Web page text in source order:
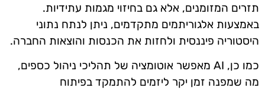
תזרים המזומנים, אלא גם בחיזוי מגמות עתידיות.
באמצעות אלגוריתמים מתקדמים, ניתן לנתח נתוני
היסטוריה פיננסית ולחזות את הכנסות והוצאות החברה.
כמו כן, AI מאפשר אוטומציה של תהליכי ניהול כספים,
מה שמפנה זמן יקר ליזמים להתמקד בפיתוח